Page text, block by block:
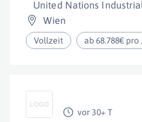
United Nations
Wien
Vollzeit ab 68.788€ pro
vor 30+ T